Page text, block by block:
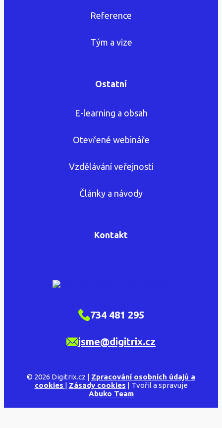
Reference
Tým a vize
Ostatní
E-learning a obsah
Otevřené webináře
Vzdělávání veřejnosti
Články a návody
Kontakt
734 481 295
jsme@digitrix.cz
© 2026 Digitrix.cz | Zpracování osobních údajů a
cookies | Zásady cookies | Tvořil a spravuje
Abuko Team